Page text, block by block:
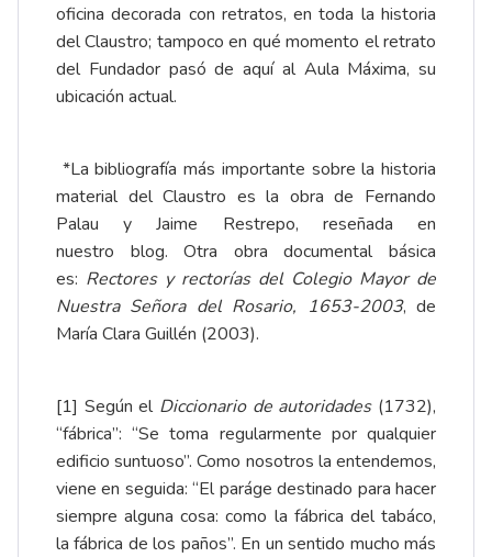
oficina decorada con retratos, en toda la historia
del Claustro; tampoco en qué momento el retrato
del Fundador pasó de aquí al Aula Máxima, su
ubicación actual.
*La bibliografía más importante sobre la historia
material del Claustro es la obra de Fernando
Palau y Jaime Restrepo, reseñada en
nuestro blog. Otra obra documental básica
es: Rectores y rectorías del Colegio Mayor de
Nuestra Señora del Rosario, 1653-2003, de
María Clara Guillén (2003).
[1] Según el Diccionario de autoridades (1732),
“fábrica”: “Se toma regularmente por qualquier
edificio suntuoso”. Como nosotros la entendemos,
viene en seguida: “El paráge destinado para hacer
siempre alguna cosa: como la fábrica del tabáco,
la fábrica de los paños”. En un sentido mucho más